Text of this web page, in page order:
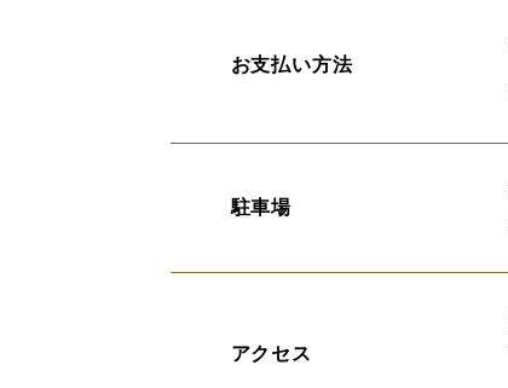
お支払い方法
駐車場
アクセス